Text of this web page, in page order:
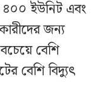
ইউনিট এবং
জন্য
বেশি
বেশি বিদ্যুৎ